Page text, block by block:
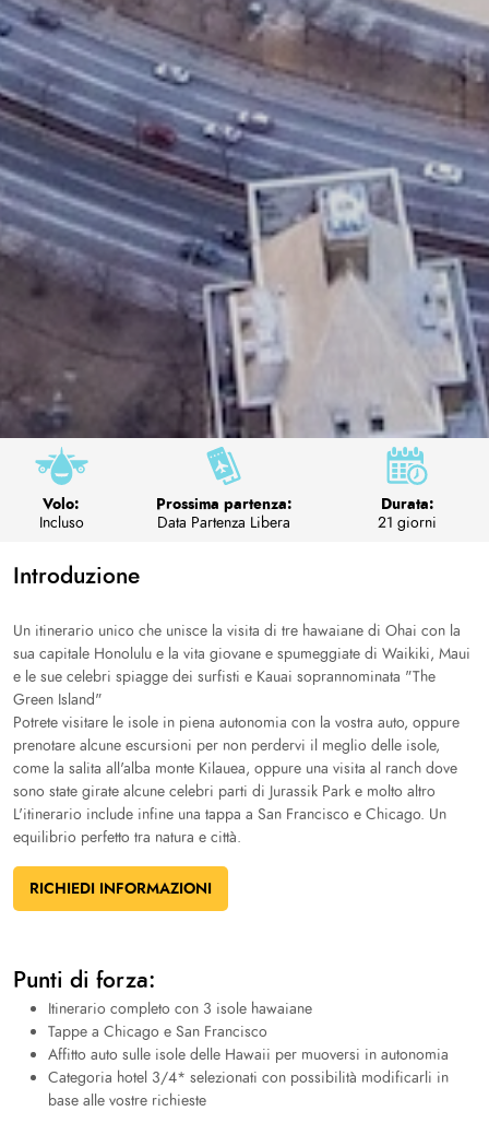
Volo:
Incluso
Prossima partenza:
Data Partenza Libera
Durata:
21 giorni
Introduzione
Un itinerario unico che unisce la visita di tre hawaiane di Ohai con la
sua capitale Honolulu e la vita giovane e spumeggiate di Waikiki, Maui
e le sue celebri spiagge dei surfisti e Kauai soprannominata "The
Green Island"
Potrete visitare le isole in piena autonomia con la vostra auto, oppure
prenotare alcune escursioni per non perdervi il meglio delle isole,
come la salita all'alba monte Kilauea, oppure una visita al ranch dove
sono state girate alcune celebri parti di Jurassik Park e molto altro
L'itinerario include infine una tappa a San Francisco e Chicago. Un
equilibrio perfetto tra natura e città.
RICHIEDI INFORMAZIONI
Punti di forza:
Itinerario completo con 3 isole hawaiane
Tappe a Chicago e San Francisco
Affitto auto sulle isole delle Hawaii per muoversi in autonomia
Categoria hotel 3/4* selezionati con possibilità modificarli in
base alle vostre richieste